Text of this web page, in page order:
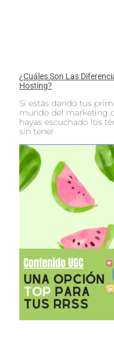
¿Cuáles Son Las
Hosting?
Si estás dando tus
mundo del marketing
hayas escuchado los
sin tener